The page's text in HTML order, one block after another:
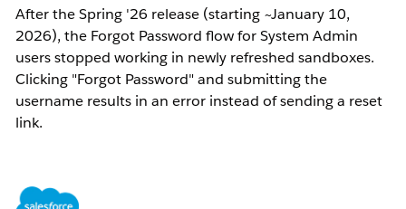
After the Spring '26 release (starting ~January 10,
2026), the Forgot Password flow for System Admin
users stopped working in newly refreshed sandboxes.
Clicking "Forgot Password" and submitting the
username results in an error instead of sending a reset
link.
Salesforce admin can help with that.